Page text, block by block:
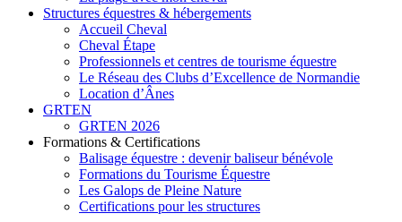
Structures équestres & hébergements
Accueil Cheval
Cheval Étape
Professionnels et centres de tourisme équestre
Le Réseau des Clubs d’Excellence de Normandie
Location d’Ânes
GRTEN
GRTEN 2026
Formations & Certifications
Balisage équestre : devenir baliseur bénévole
Formations du Tourisme Équestre
Les Galops de Pleine Nature
Certifications pour les structures